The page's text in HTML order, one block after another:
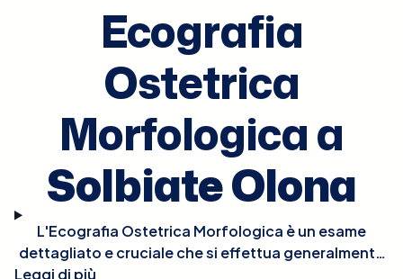
Ecografia
Ostetrica
Morfologica a
Solbiate Olona
L'Ecografia Ostetrica Morfologica è un esame
dettagliato e cruciale che si effettua generalmente
tra la 18ª e la 22ª settimana di gravidanza. Questo
Leggi di più